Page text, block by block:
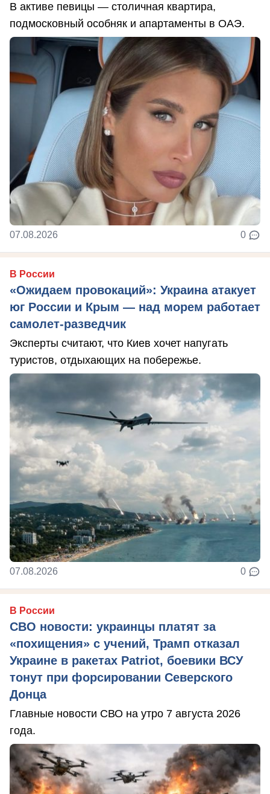
В активе певицы — столичная квартира,
подмосковный особняк и апартаменты в ОАЭ.
07.08.2026 0
В России
«Ожидаем провокаций»: Украина атакует
юг России и Крым — над морем работает
самолет-разведчик
Эксперты считают, что Киев хочет напугать
туристов, отдыхающих на побережье.
07.08.2026 0
В России
СВО новости: украинцы платят за
«похищения» с учений, Трамп отказал
Украине в ракетах Patriot, боевики ВСУ
тонут при форсировании Северского
Донца
Главные новости СВО на утро 7 августа 2026
года.